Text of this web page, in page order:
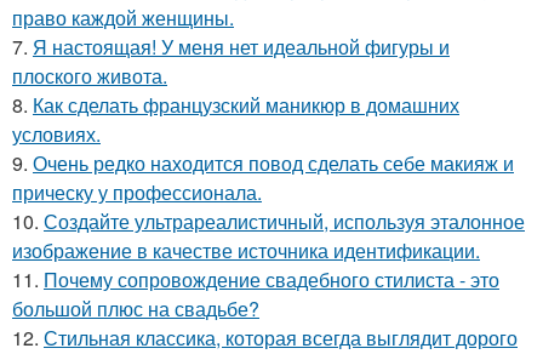
право каждой женщины.
7. Я настоящая! У меня нет идеальной фигуры и
плоского живота.
8. Как сделать французский маникюр в домашних
условиях.
9. Очень редко находится повод сделать себе макияж и
прическу у профессионала.
10. Создайте ультрареалистичный, используя эталонное
изображение в качестве источника идентификации.
11. Почему сопровождение свадебного стилиста - это
большой плюс на свадьбе?
12. Стильная классика, которая всегда выглядит дорого